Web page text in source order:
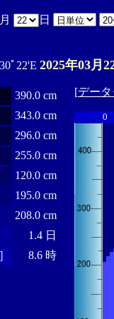
月 日
ﾟ22'E 2025年03月
390.0 cm
343.0 cm
296.0 cm
255.0 cm
120.0 cm
195.0 cm
208.0 cm
1.4 日
8.6 時
[デー
0